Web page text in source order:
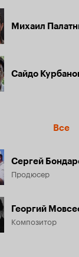
Михаил
Сайдо
Все
Сергей
Продюсер
Георгий
Композитор